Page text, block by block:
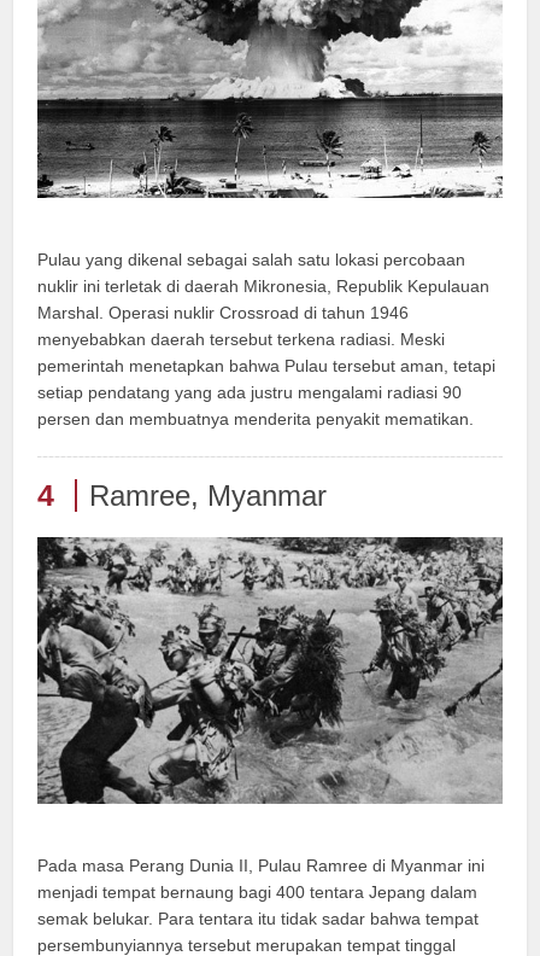
Pulau yang dikenal sebagai salah satu lokasi percobaan
nuklir ini terletak di daerah Mikronesia, Republik Kepulauan
Marshal. Operasi nuklir Crossroad di tahun 1946
menyebabkan daerah tersebut terkena radiasi. Meski
pemerintah menetapkan bahwa Pulau tersebut aman, tetapi
setiap pendatang yang ada justru mengalami radiasi 90
persen dan membuatnya menderita penyakit mematikan.
4 Ramree, Myanmar
Pada masa Perang Dunia II, Pulau Ramree di Myanmar ini
menjadi tempat bernaung bagi 400 tentara Jepang dalam
semak belukar. Para tentara itu tidak sadar bahwa tempat
persembunyiannya tersebut merupakan tempat tinggal